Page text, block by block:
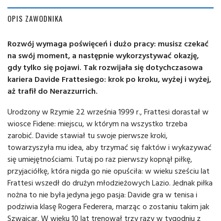
OPIS ZAWODNIKA
Rozwój wymaga poświęceń i dużo pracy: musisz czekać
na swój moment, a następnie wykorzystywać okazję,
gdy tylko się pojawi. Tak rozwijała się dotychczasowa
kariera Davide Frattesiego: krok po kroku, wyżej i wyżej,
aż trafił do Nerazzurrich.
Urodzony w Rzymie 22 września 1999 r., Frattesi dorastał w
wiosce Fidene: miejscu, w którym na wszystko trzeba
zarobić. Davide stawiał tu swoje pierwsze kroki,
towarzyszyła mu idea, aby trzymać się faktów i wykazywać
się umiejętnościami. Tutaj po raz pierwszy kopnął piłkę,
przyjaciółkę, która nigda go nie opuściła: w wieku sześciu lat
Frattesi wszedł do drużyn młodzieżowych Lazio. Jednak piłka
nożna to nie była jedyna jego pasja: Davide gra w tenisa i
podziwia klasę Rogera Federera, marząc o zostaniu takim jak
Szwajcar. W wieku 10 lat trenował trzy razy w tygodniu z